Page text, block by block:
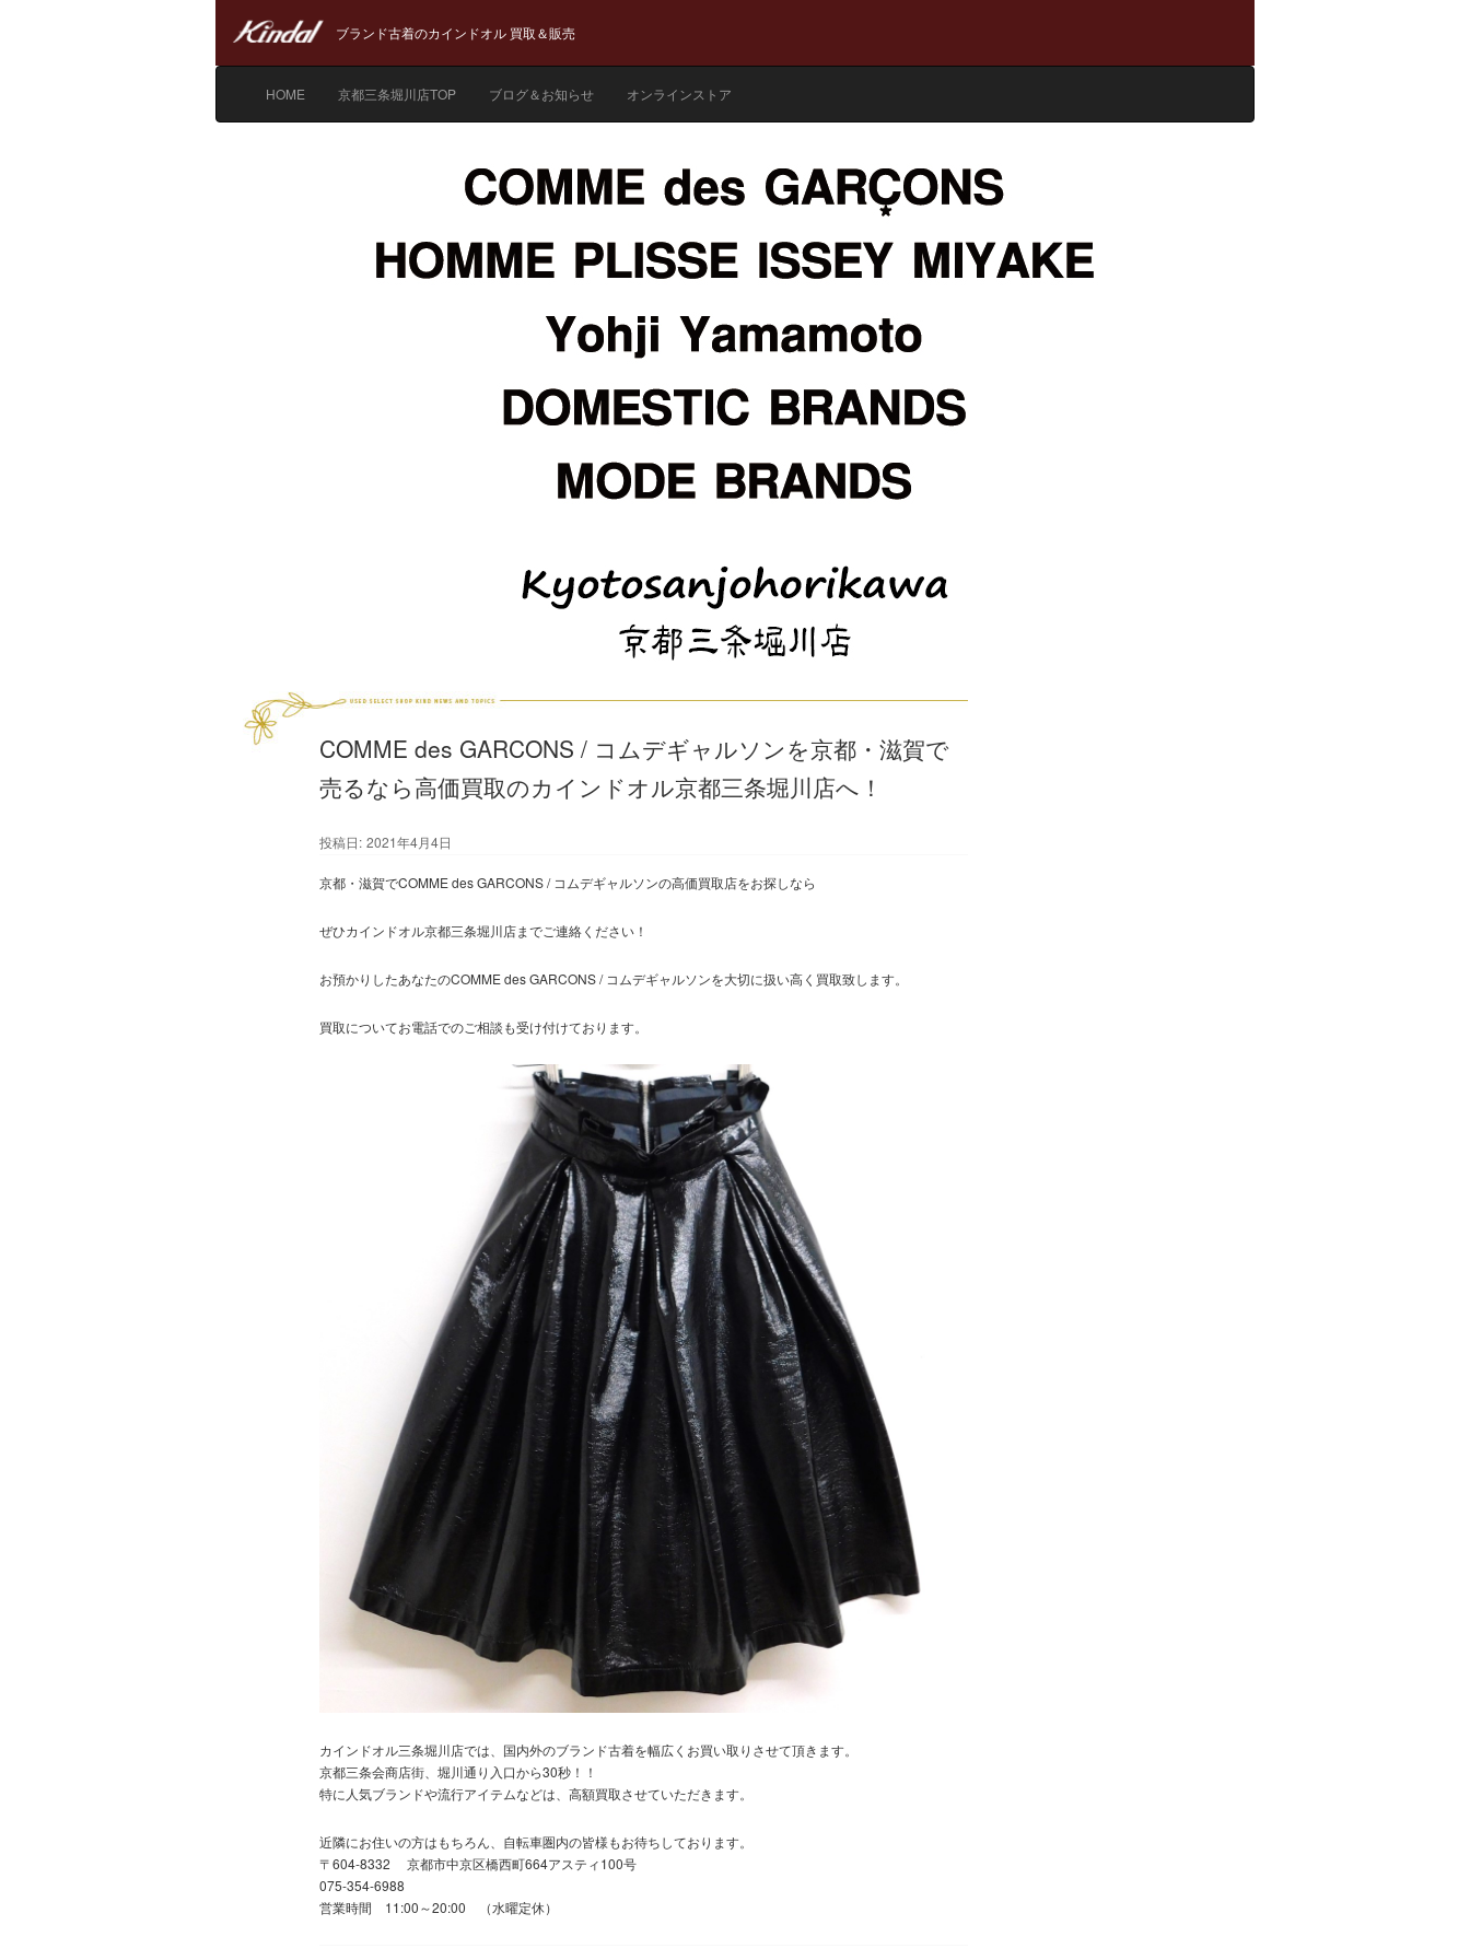
ブランド古着のカインドオル 買取＆販売
HOME 京都三条堀川店TOP ブログ＆お知らせ オンラインストア
COMME des GARCONS / コムデギャルソンを京都・滋賀で
売るなら高価買取のカインドオル京都三条堀川店へ！
投稿日: 2021年4月4日
京都・滋賀でCOMME des GARCONS / コムデギャルソンの高価買取店をお探しなら
ぜひカインドオル京都三条堀川店までご連絡ください！
お預かりしたあなたのCOMME des GARCONS / コムデギャルソンを大切に扱い高く買取致します。
買取についてお電話でのご相談も受け付けております。
カインドオル三条堀川店では、国内外のブランド古着を幅広くお買い取りさせて頂きます。
京都三条会商店街、堀川通り入口から30秒！！
特に人気ブランドや流行アイテムなどは、高額買取させていただきます。
近隣にお住いの方はもちろん、自転車圏内の皆様もお待ちしております。
〒604-8332 京都市中京区橋西町664アスティ100号
075-354-6988
営業時間 11:00～20:00 （水曜定休）